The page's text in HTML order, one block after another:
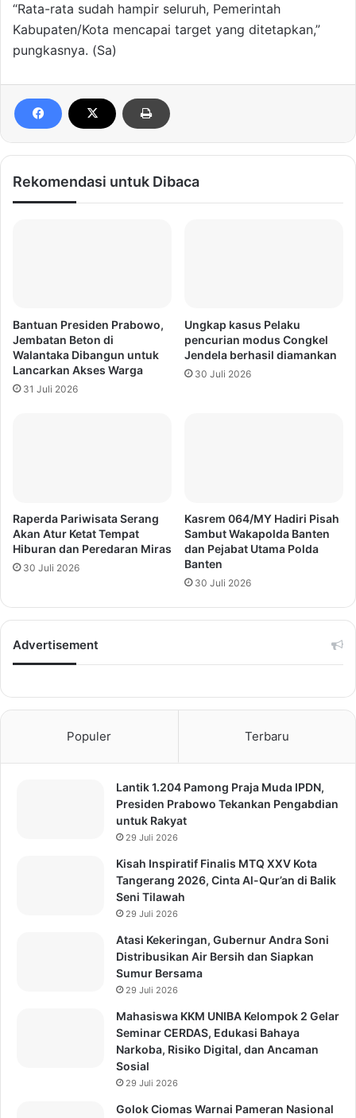
“Rata-rata sudah hampir seluruh, Pemerintah
Kabupaten/Kota mencapai target yang ditetapkan,”
pungkasnya. (Sa)
Rekomendasi untuk Dibaca
Bantuan Presiden Prabowo,
Jembatan Beton di
Walantaka Dibangun untuk
Lancarkan Akses Warga
31 Juli 2026
Ungkap kasus Pelaku
pencurian modus Congkel
Jendela berhasil diamankan
30 Juli 2026
Raperda Pariwisata Serang
Akan Atur Ketat Tempat
Hiburan dan Peredaran Miras
30 Juli 2026
Kasrem 064/MY Hadiri Pisah
Sambut Wakapolda Banten
dan Pejabat Utama Polda
Banten
30 Juli 2026
Advertisement
Populer Terbaru
Lantik 1.204 Pamong Praja Muda IPDN,
Presiden Prabowo Tekankan Pengabdian
untuk Rakyat
29 Juli 2026
Kisah Inspiratif Finalis MTQ XXV Kota
Tangerang 2026, Cinta Al-Qur’an di Balik
Seni Tilawah
29 Juli 2026
Atasi Kekeringan, Gubernur Andra Soni
Distribusikan Air Bersih dan Siapkan
Sumur Bersama
29 Juli 2026
Mahasiswa KKM UNIBA Kelompok 2 Gelar
Seminar CERDAS, Edukasi Bahaya
Narkoba, Risiko Digital, dan Ancaman
Sosial
29 Juli 2026
Golok Ciomas Warnai Pameran Nasional